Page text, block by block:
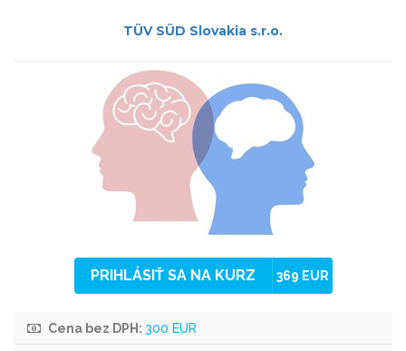
TÜV SÜD Slovakia s.r.o.
PRIHLÁSIŤ SA NA KURZ 369 EUR
Cena bez DPH: 300 EUR